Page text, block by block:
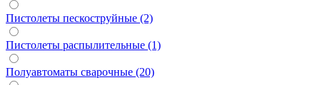
Пистолеты пескоструйные (2)
Пистолеты распылительные (1)
Полуавтоматы сварочные (20)